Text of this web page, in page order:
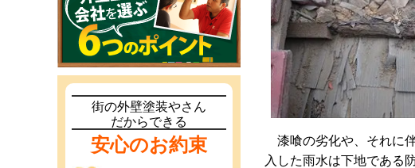
漆喰の劣化や、それに
入した雨水は下地である
街の外壁塗装やさん
だからできる
安心のお約束